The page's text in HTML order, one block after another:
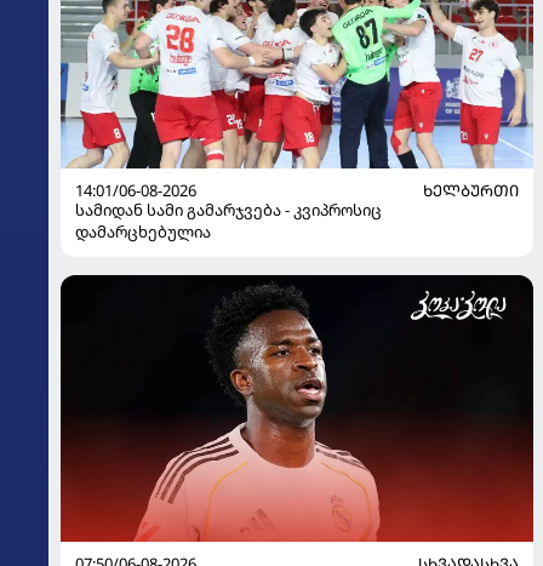
14:01/06-08-2026
ᲮᲔᲚᲑᲣᲠᲗᲘ
სამიდან სამი გამარჯვება - კვიპროსიც
დამარცხებულია